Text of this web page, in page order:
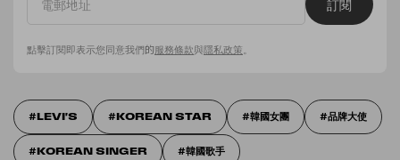
訂閱
點擊訂閱即表示您同意我們的服務條款與隱私政策
LEVI'S KOREAN STAR 韓國女團 品牌大使
KOREAN SINGER 韓國歌手